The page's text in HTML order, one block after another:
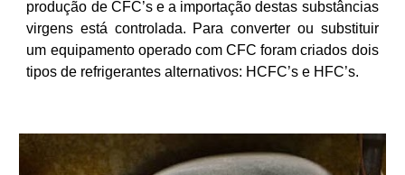
produção de CFC’s e a importação destas substâncias
virgens está controlada. Para converter ou substituir
um equipamento operado com CFC foram criados dois
tipos de refrigerantes alternativos: HCFC’s e HFC’s.